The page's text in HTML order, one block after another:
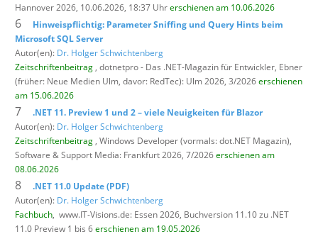
Hannover 2026, 10.06.2026, 18:37 Uhrerschienen am 10.06.2026
6
Hinweispflichtig: Parameter Sniffing und Query Hints beim
Microsoft SQL Server
Autor(en): Dr. Holger Schwichtenberg
Zeitschriftenbeitrag , dotnetpro - Das .NET-Magazin für Entwickler, Ebner
(früher: Neue Medien Ulm, davor: RedTec): Ulm 2026, 3/2026erschienen
am 15.06.2026
7
.NET 11. Preview 1 und 2 – viele Neuigkeiten für Blazor
Autor(en): Dr. Holger Schwichtenberg
Zeitschriftenbeitrag , Windows Developer (vormals: dot.NET Magazin),
Software & Support Media: Frankfurt 2026, 7/2026erschienen am
08.06.2026
8
.NET 11.0 Update (PDF)
Autor(en): Dr. Holger Schwichtenberg
Fachbuch, www.IT-Visions.de: Essen 2026, Buchversion 11.10 zu .NET
11.0 Preview 1 bis 6erschienen am 19.05.2026